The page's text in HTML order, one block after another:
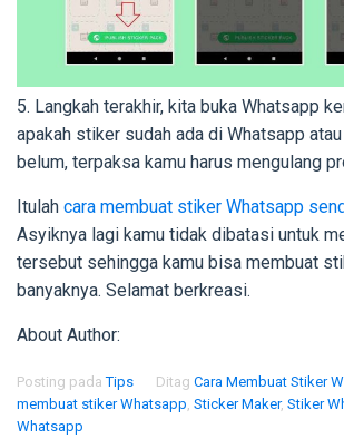
5. Langkah terakhir, kita buka Whatsapp
apakah stiker sudah ada di Whatsapp
belum, terpaksa kamu harus mengulang
Itulah cara membuat stiker Whatsapp
Asyiknya lagi kamu tidak dibatasi untuk
tersebut sehingga kamu bisa membuat
banyaknya. Selamat berkreasi.
About Author:
Posting padaTips Ditag Cara Membuat Stiker
membuat stiker Whatsapp, Sticker Maker, Stiker
Whatsapp